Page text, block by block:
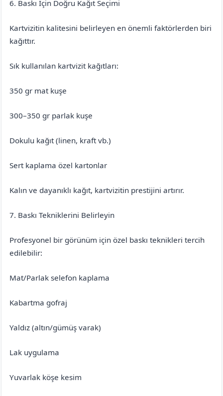
6. Baskı İçin Doğru Kağıt Seçimi
Kartvizitin kalitesini belirleyen en önemli faktörlerden biri
kağıttır.
Sık kullanılan kartvizit kağıtları:
350 gr mat kuşe
300–350 gr parlak kuşe
Dokulu kağıt (linen, kraft vb.)
Sert kaplama özel kartonlar
Kalın ve dayanıklı kağıt, kartvizitin prestijini artırır.
7. Baskı Tekniklerini Belirleyin
Profesyonel bir görünüm için özel baskı teknikleri tercih
edilebilir:
Mat/Parlak selefon kaplama
Kabartma gofraj
Yaldız (altın/gümüş varak)
Lak uygulama
Yuvarlak köşe kesim